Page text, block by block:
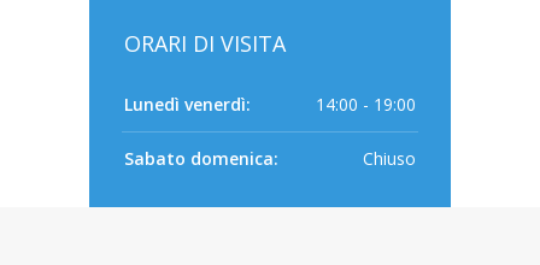
ORARI DI VISITA
Lunedì venerdì: 14:00 - 19:00
Sabato domenica: Chiuso